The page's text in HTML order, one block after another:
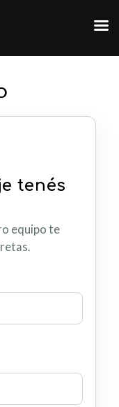
tenés
equipo te